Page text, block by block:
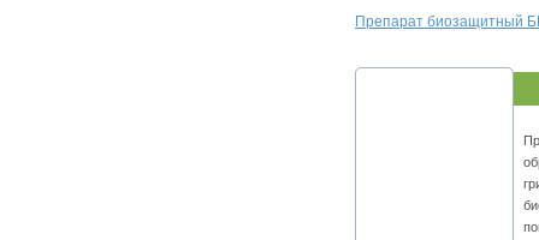
Препарат биозащитный